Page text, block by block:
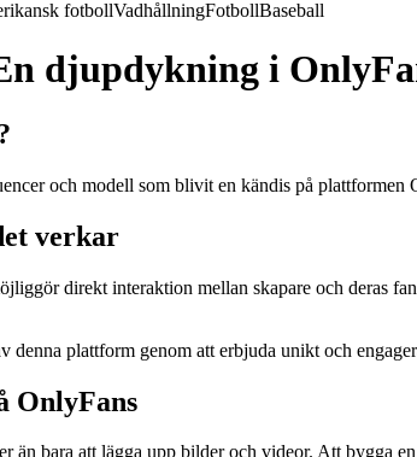
fotbollVadhållningFotbollBaseball
djupdykning i
och modell som blivit en kändis på
verkar
direkt interaktion mellan skapare och deras
denna plattform genom att erbjuda unikt och
OnlyFans
än bara att lägga upp bilder och videor. Att bygga